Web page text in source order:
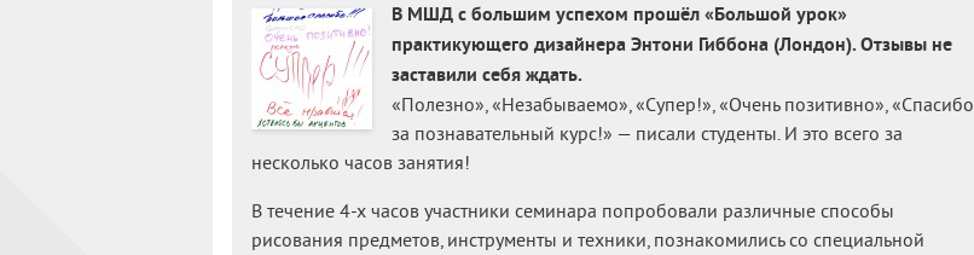
В МШД с большим успехом прошёл «Большой урок»
практикующего дизайнера Энтони Гиббона (Лондон). Отзывы не
заставили себя ждать.
«Полезно», «Незабываемо», «Супер!», «Очень позитивно», «Спасибо
за познавательный курс!» — писали студенты. И это всего за
несколько часов занятия!
В течение 4-х часов участники семинара попробовали различные способы
рисования предметов, инструменты и техники, познакомились со специальной